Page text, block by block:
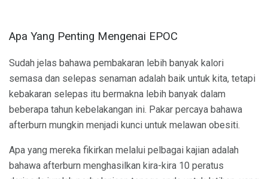
Apa Yang Penting Mengenai EPOC
Sudah jelas bahawa pembakaran lebih banyak kalori
semasa dan selepas senaman adalah baik untuk kita, tetapi
kebakaran selepas itu bermakna lebih banyak dalam
beberapa tahun kebelakangan ini. Pakar percaya bahawa
afterburn mungkin menjadi kunci untuk melawan obesiti.
Apa yang mereka fikirkan melalui pelbagai kajian adalah
bahawa afterburn menghasilkan kira-kira 10 peratus